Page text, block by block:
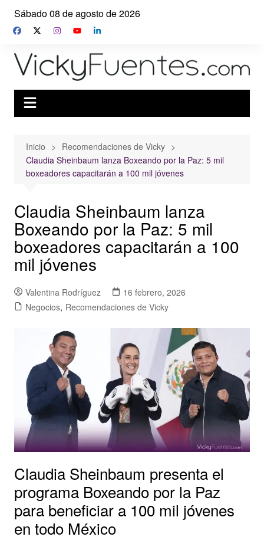
Saltar
contenido
Sábado 08 de agosto de 2026
Inicio
Recomendaciones de Vicky
Claudia Sheinbaum lanza Boxeando por la Paz: 5 mil
boxeadores capacitarán a 100 mil jóvenes
Claudia Sheinbaum lanza
Boxeando por la Paz: 5 mil
boxeadores capacitarán a 100
mil jóvenes
Valentina Rodríguez
16 febrero, 2026
Negocios, Recomendaciones de Vicky
Claudia Sheinbaum presenta el
programa Boxeando por la Paz
para beneficiar a 100 mil jóvenes
en todo México